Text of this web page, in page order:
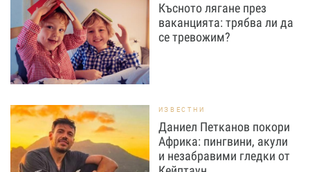
Късното лягане през
ваканцията: трябва ли да
се тревожим?
ИЗВЕСТНИ
Даниел Петканов покори
Африка: пингвини, акули
и незабравими гледки от